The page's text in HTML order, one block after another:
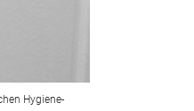
Hygiene-